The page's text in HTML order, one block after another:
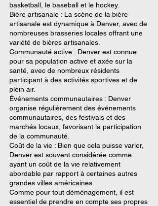
basketball, le baseball et le hockey.
Bière artisanale : La scène de la bière
artisanale est dynamique à Denver, avec de
nombreuses brasseries locales offrant une
variété de bières artisanales.
Communauté active : Denver est connue
pour sa population active et axée sur la
santé, avec de nombreux résidents
participant à des activités sportives et de
plein air.
Événements communautaires : Denver
organise régulièrement des événements
communautaires, des festivals et des
marchés locaux, favorisant la participation
de la communauté.
Coût de la vie : Bien que cela puisse varier,
Denver est souvent considérée comme
ayant un coût de la vie relativement
abordable par rapport à certaines autres
grandes villes américaines.
Comme pour tout déménagement, il est
essentiel de prendre en compte ses propres